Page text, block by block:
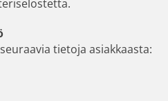
tietoja asiakkaasta: